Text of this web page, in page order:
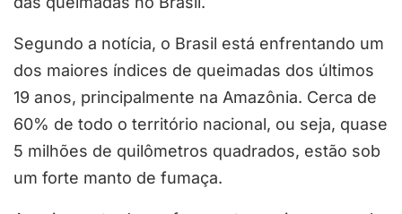
Segundo a notícia, o Brasil está enfrentando um
dos maiores índices de queimadas dos últimos
19 anos, principalmente na Amazônia. Cerca de
60% de todo o território nacional, ou seja, quase
5 milhões de quilômetros quadrados, estão sob
um forte manto de fumaça.